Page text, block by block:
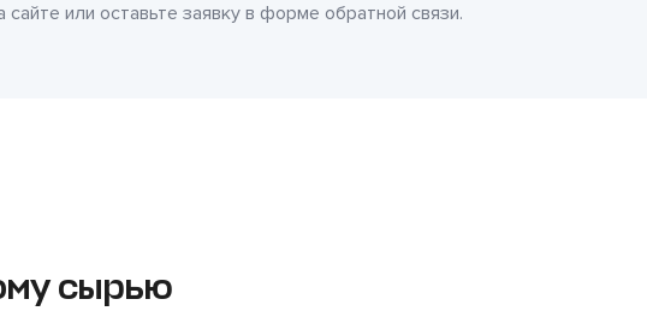
сайте или оставьте заявку в форме обратной связи.
сырью